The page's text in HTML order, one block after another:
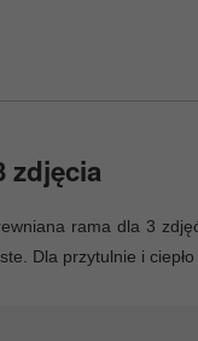
zdjęcia
rama dla 3
Dla przytulnie i